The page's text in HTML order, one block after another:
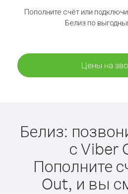
Пополните счёт или
Белиз по
Цены на
Белиз:
с Viber
Пополните
Out, и вы